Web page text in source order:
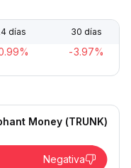
días 30 días
-3.97%
Money (TRUNK)
Negativa